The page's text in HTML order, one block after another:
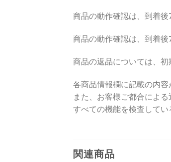
商品の動作確認は、到着
商品の動作確認は、到着後
商品の返品については、
各商品情報欄に記載の内容
また、お客様ご都合によ
すべての機能を検査して
関連商品